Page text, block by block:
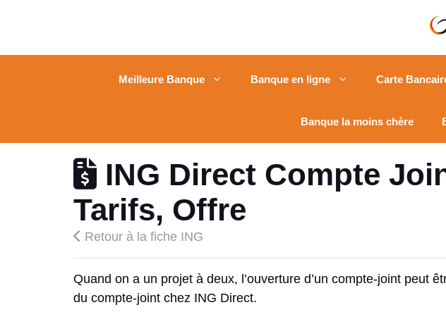
Meilleure Banque Banque en ligne Carte
Banque la moins chère
ING Direct Compte
Tarifs, Offre
Retour à la fiche ING
Quand on a un projet à deux, l’ouverture d’un compte-joint peut
du compte-joint chez ING Direct.